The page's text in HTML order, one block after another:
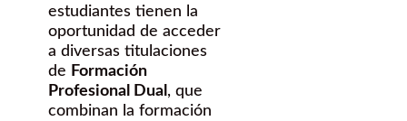
estudiantes tienen la
oportunidad de acceder
a diversas titulaciones
de Formación
Profesional Dual , que
combinan la formación